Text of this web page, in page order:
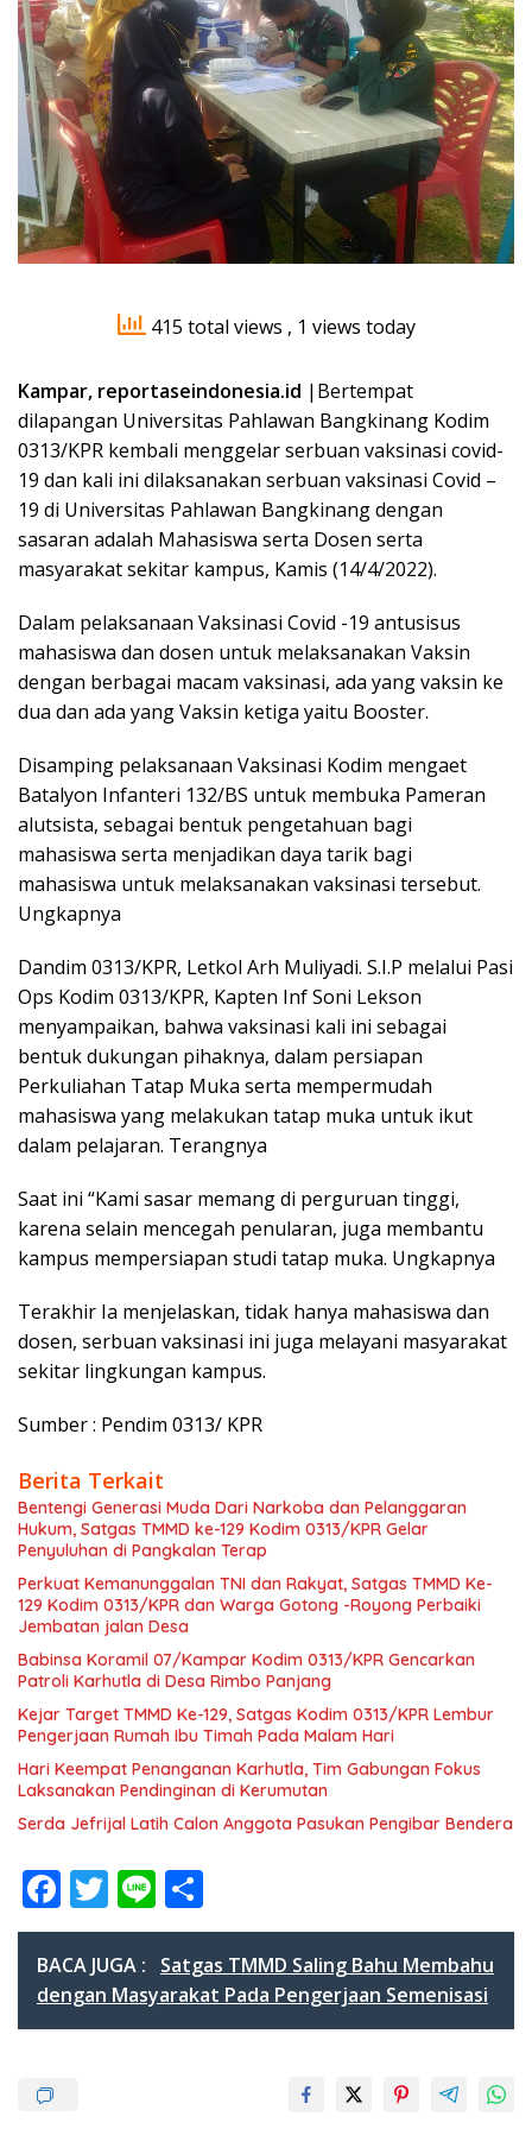
415 total views , 1 views today
Kampar, reportaseindonesia.id |Bertempat
dilapangan Universitas Pahlawan Bangkinang Kodim
0313/KPR kembali menggelar serbuan vaksinasi covid-
19 dan kali ini dilaksanakan serbuan vaksinasi Covid –
19 di Universitas Pahlawan Bangkinang dengan
sasaran adalah Mahasiswa serta Dosen serta
masyarakat sekitar kampus, Kamis (14/4/2022).
Dalam pelaksanaan Vaksinasi Covid -19 antusisus
mahasiswa dan dosen untuk melaksanakan Vaksin
dengan berbagai macam vaksinasi, ada yang vaksin ke
dua dan ada yang Vaksin ketiga yaitu Booster.
Disamping pelaksanaan Vaksinasi Kodim mengaet
Batalyon Infanteri 132/BS untuk membuka Pameran
alutsista, sebagai bentuk pengetahuan bagi
mahasiswa serta menjadikan daya tarik bagi
mahasiswa untuk melaksanakan vaksinasi tersebut.
Ungkapnya
Dandim 0313/KPR, Letkol Arh Muliyadi. S.I.P melalui Pasi
Ops Kodim 0313/KPR, Kapten Inf Soni Lekson
menyampaikan, bahwa vaksinasi kali ini sebagai
bentuk dukungan pihaknya, dalam persiapan
Perkuliahan Tatap Muka serta mempermudah
mahasiswa yang melakukan tatap muka untuk ikut
dalam pelajaran. Terangnya
Saat ini “Kami sasar memang di perguruan tinggi,
karena selain mencegah penularan, juga membantu
kampus mempersiapan studi tatap muka. Ungkapnya
Terakhir Ia menjelaskan, tidak hanya mahasiswa dan
dosen, serbuan vaksinasi ini juga melayani masyarakat
sekitar lingkungan kampus.
Sumber : Pendim 0313/ KPR
Berita Terkait
Bentengi Generasi Muda Dari Narkoba dan Pelanggaran
Hukum, Satgas TMMD ke-129 Kodim 0313/KPR Gelar
Penyuluhan di Pangkalan Terap
Perkuat Kemanunggalan TNI dan Rakyat, Satgas TMMD Ke-
129 Kodim 0313/KPR dan Warga Gotong -Royong Perbaiki
Jembatan jalan Desa
Babinsa Koramil 07/Kampar Kodim 0313/KPR Gencarkan
Patroli Karhutla di Desa Rimbo Panjang
Kejar Target TMMD Ke-129, Satgas Kodim 0313/KPR Lembur
Pengerjaan Rumah Ibu Timah Pada Malam Hari
Hari Keempat Penanganan Karhutla, Tim Gabungan Fokus
Laksanakan Pendinginan di Kerumutan
Serda Jefrijal Latih Calon Anggota Pasukan Pengibar Bendera
F
ac
e
b
o
T
w
itt
er
Li
n
e
h
ar
e
BACA JUGA :
Satgas TMMD Saling Bahu Membahu
dengan Masyarakat Pada Pengerjaan Semenisasi